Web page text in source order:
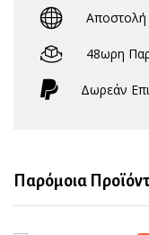
Αποστολή
48ωρη
Δωρεάν
Παρόμοια